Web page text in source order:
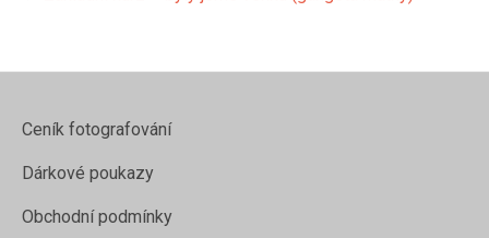
Ceník fotografování
Dárkové poukazy
Obchodní podmínky